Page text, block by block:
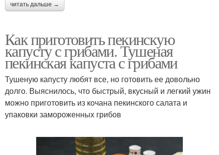
читать дальше →
Как приготовить пекинскую
капусту с грибами. Тушеная
пекинская капуста с грибами
Тушеную капусту любят все, но готовить ее довольно
долго. Выяснилось, что быстрый, вкусный и легкий ужин
можно приготовить из кочана пекинского салата и
упаковки замороженных грибов